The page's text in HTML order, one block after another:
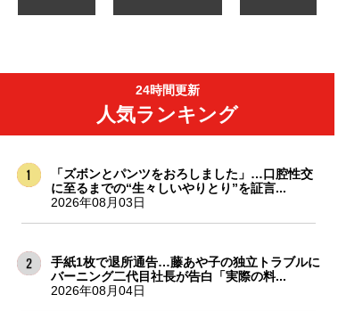
24時間更新
人気ランキング
「ズボンとパンツをおろしました」…口腔性交
に至るまでの“生々しいやりとり”を証言...
2026年08月03日
手紙1枚で退所通告…藤あや子の独立トラブルに
バーニング二代目社長が告白「実際の料...
2026年08月04日